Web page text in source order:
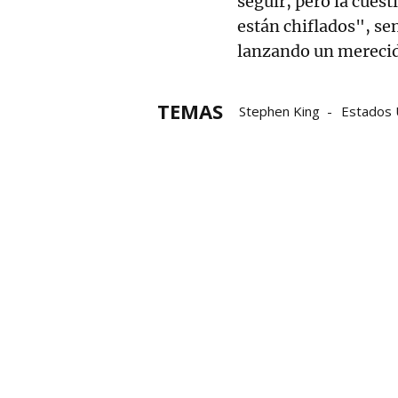
están chiflados",
lanzando un
TEMAS Stephen King
Estados